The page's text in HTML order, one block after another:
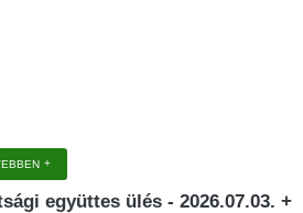
együttes ülés - 2026.07.03. +